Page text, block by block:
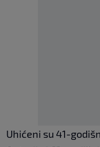
Uhićeni su 41-